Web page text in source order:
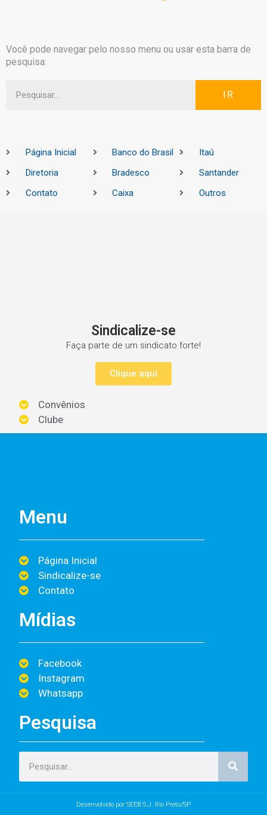
Você pode navegar pelo nosso menu ou usar esta barra de
pesquisa:
IR
Página Inicial
Diretoria
Contato
Banco do Brasil
Bradesco
Caixa
Itaú
Santander
Outros
Sindicalize-se
Faça parte de um sindicato forte!
Clique aqui
Convênios
Clube
Menu
Página Inicial
Sindicalize-se
Contato
Mídias
Facebook
Instagram
Whatsapp
Pesquisa
Desenvolvido por SEEB S.J. Rio Preto/SP